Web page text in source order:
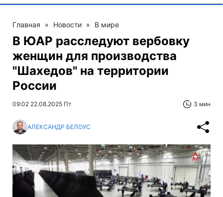
Главная » Новости » В мире
В ЮАР расследуют вербовку
женщин для производства
"Шахедов" на территории
России
09:02 22.08.2025 Пт 3 мин
АЛЕКСАНДР БЕЛОУС